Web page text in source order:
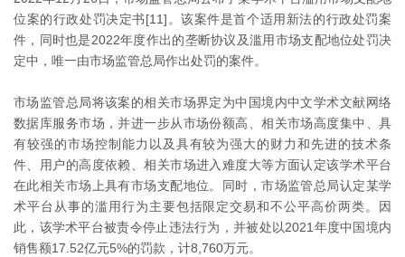
位案的行政处罚决定书[11]。该案件是首个适用新法的行政处罚案
件，同时也是2022年度作出的垄断协议及滥用市场支配地位处罚决
定中，唯一由市场监管总局作出处罚的案件。
市场监管总局将该案的相关市场界定为中国境内中文学术文献网络
数据库服务市场，并进一步从市场份额高、相关市场高度集中、具
有较强的市场控制能力以及具有较为强大的财力和先进的技术条
件、用户的高度依赖、相关市场进入难度大等方面认定该学术平台
在此相关市场上具有市场支配地位。同时，市场监管总局认定某学
术平台从事的滥用行为主要包括限定交易和不公平高价两类。因
此，该学术平台被责令停止违法行为，并被处以2021年度中国境内
销售额17.52亿元5%的罚款，计8,760万元。